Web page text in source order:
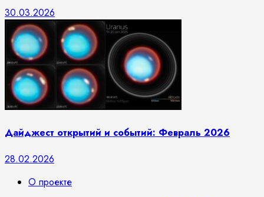
30.03.2026
Дайджест открытий и событий: Февраль 2026
28.02.2026
О проекте